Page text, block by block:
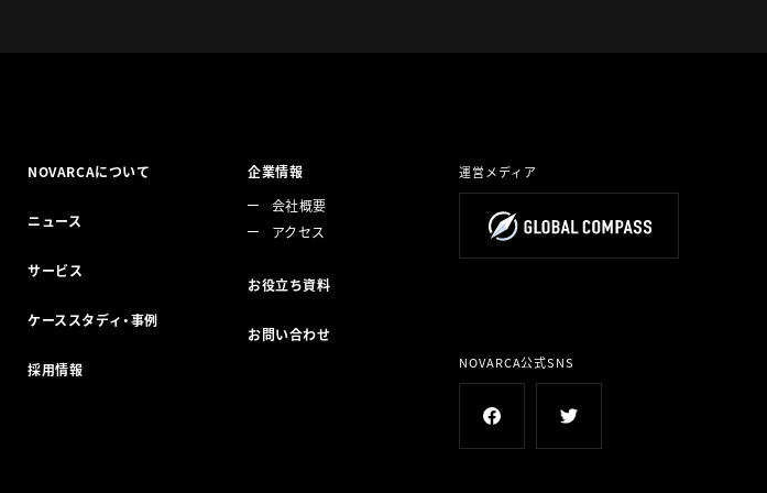
NOVARCAについて
ニュース
サービス
ケーススタディ・事例
採用情報
企業情報
会社概要
アクセス
お役立ち資料
お問い合わせ
運営メディア
NOVARCA公式SNS